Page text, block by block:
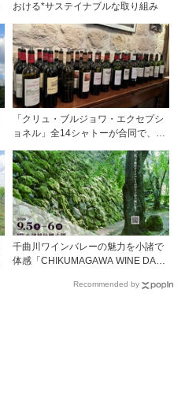
おける*サステイナブルな取り組み
「クリュ・ブルジョワ・エクセプシ
ョネル」全14シャトーが合同で、ジ
パリで開催
千曲川ワインバレーの魅力を小諸で
体感「CHIKUMAGAWA WINE DAYS
Recommended by